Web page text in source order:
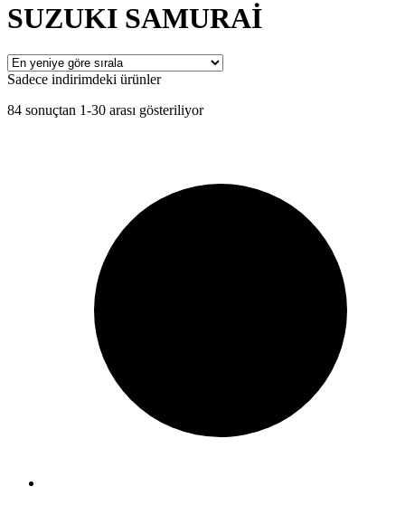
SUZUKI SAMURAİ
Sadece indirimdeki ürünler
84 sonuçtan 1-30 arası gösteriliyorEn